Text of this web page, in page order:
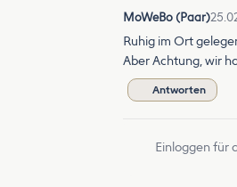
MoWeBo (Paar)
Ruhig im Ort
Aber Achtung, wir
Antworten
Einloggen für